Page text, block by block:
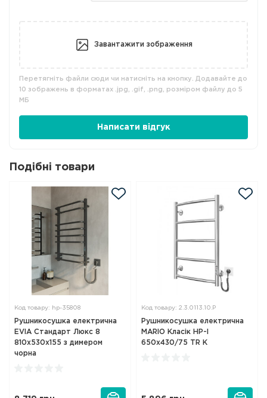
Завантажити зображення
Перетягніть файли сюди чи натисніть на кнопку. Додавайте до
10 зображень в форматах .jpg, .gif, .png, розміром файлу до 5
МБ
Написати відгук
Подібні товари
Код товару: hp-35808
Рушникосушка електрична
EVIA Стандарт Люкс 8
810х530х155 з димером
чорна
Код товару: 2.3.0113.10.P
Рушникосушка електрична
MARIO Класік НР-I
650х430/75 TR К